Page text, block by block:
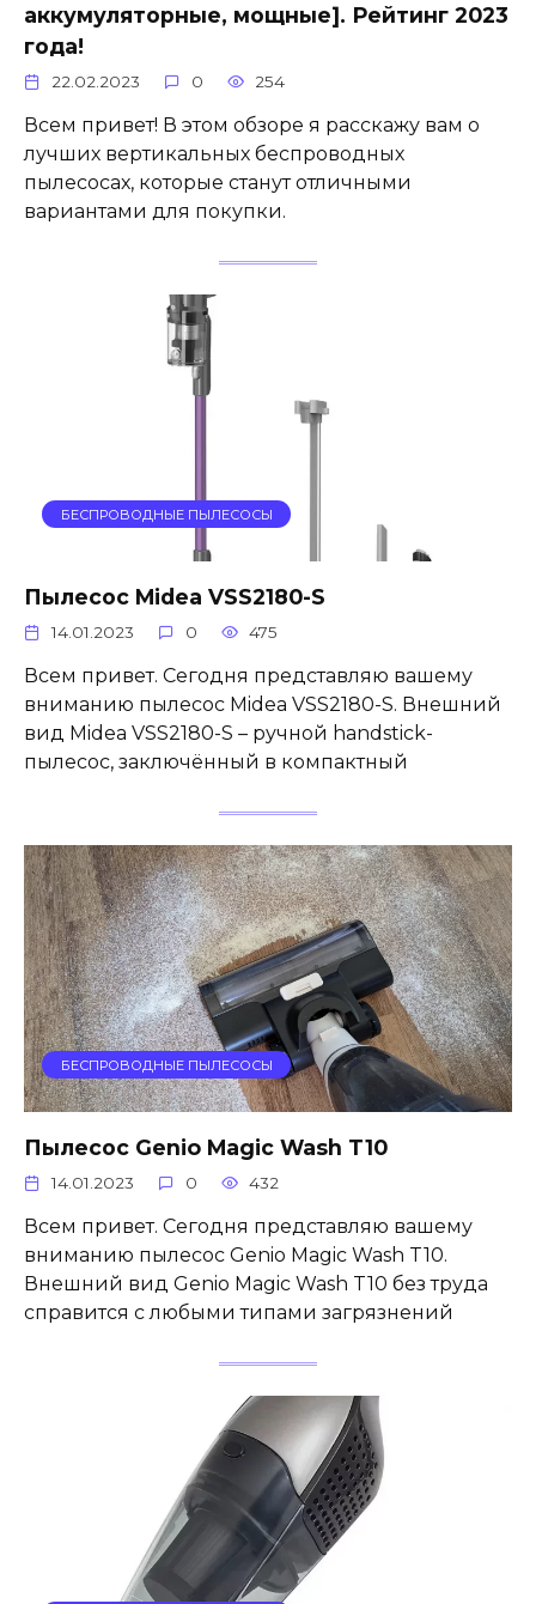
аккумуляторные, мощные]. Рейтинг 2023
года!
22.02.2023 0 254
Всем привет! В этом обзоре я расскажу вам о
лучших вертикальных беспроводных
пылесосах, которые станут отличными
вариантами для покупки.
БЕСПРОВОДНЫЕ ПЫЛЕСОСЫ
Пылесос Midea VSS2180-S
14.01.2023 0 475
Всем привет. Сегодня представляю вашему
вниманию пылесос Midea VSS2180-S. Внешний
вид Midea VSS2180-S – ручной handstick-
пылесос, заключённый в компактный
БЕСПРОВОДНЫЕ ПЫЛЕСОСЫ
Пылесос Genio Magic Wash T10
14.01.2023 0 432
Всем привет. Сегодня представляю вашему
вниманию пылесос Genio Magic Wash T10.
Внешний вид Genio Magic Wash T10 без труда
справится с любыми типами загрязнений